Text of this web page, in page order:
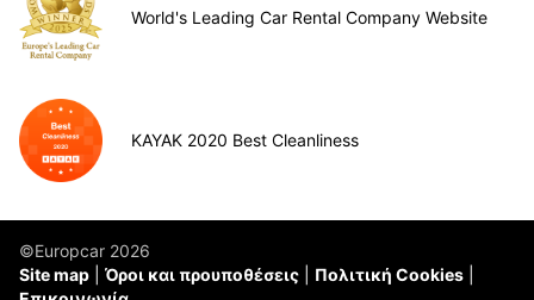
World's Leading Car Rental Company Website
KAYAK 2020 Best Cleanliness
©Europcar 2026
Site map
Όροι και προυποθέσεις
Πολιτική Cookies